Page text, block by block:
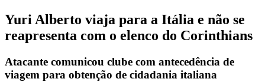
Yuri Alberto viaja para a Itália e não se
reapresenta com o elenco do Corinthians
Atacante comunicou clube com antecedência de
viagem para obtenção de cidadania italiana